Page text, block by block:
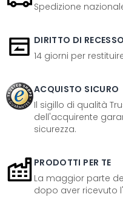
Spedizione
DIRITTO DI RECESSO
14 giorni per
ACQUISTO SICURO
Il sigillo di qualità
dell'acquirente
sicurezza.
PRODOTTI PER TE
La maggior parte
dopo aver ricevuto